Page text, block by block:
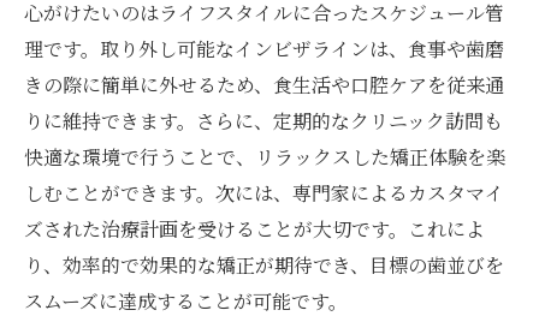
心がけたいのはライフスタイルに合ったスケジュール管
理です。取り外し可能なインビザラインは、食事や歯磨
きの際に簡単に外せるため、食生活や口腔ケアを従来通
りに維持できます。さらに、定期的なクリニック訪問も
快適な環境で行うことで、リラックスした矯正体験を楽
しむことができます。次には、専門家によるカスタマイ
ズされた治療計画を受けることが大切です。これによ
り、効率的で効果的な矯正が期待でき、目標の歯並びを
スムーズに達成することが可能です。